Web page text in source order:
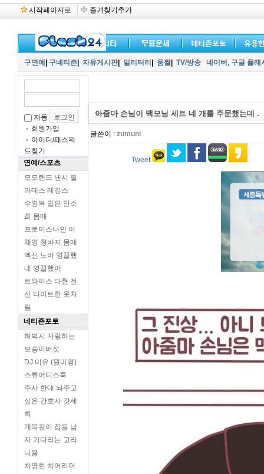
시작페이지로 즐겨찾기추가
구연예 구네티즌 자유게시판| 밀리터리 움짤| TV/방송 네이버, 구글 플
자동
회원가입
아이디/패스워
드찾기
연예/스포츠
모모랜드 낸시 필
라테스 레깅스
수영복 입은 안소
희 몸매
프로미스나인 이
채영 청바지 몸매
엑신 노바 영끌했
네 영끌했어
트와이스 다현 전
신 타이트한 옷차
림
네티즌포토
허벅지 자랑하는
보송이버섯
DJ 미유 (원미령)
스튜어디스룩
주사 한대 놔주고
싶은 간호사 갓세
희
개목걸이 잡을 남
자 기다리는 고라
니율
차영현 치어리더
아줌마 손님이 맥모닝 세트 네 개를 주문했는데 .
글쓴이 : zumuni
Tweet